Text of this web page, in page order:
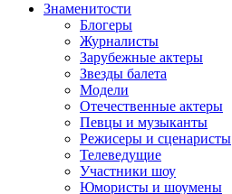
Знаменитости
Блогеры
Журналисты
Зарубежные актеры
Звезды балета
Модели
Отечественные актеры
Певцы и музыканты
Режисеры и сценаристы
Телеведущие
Участники шоу
Юмористы и шоумены